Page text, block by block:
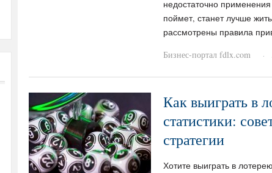
недостаточно
поймет, станет лучше
рассмотрены правила
Бизнес-портал fdlx.com
·
Как выиграть в
статистики:
стратегии
Хотите выиграть в